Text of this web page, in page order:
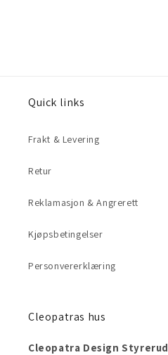
Quick links
Frakt & Levering
Retur
Reklamasjon & Angrerett
Kjøpsbetingelser
Personvererklæring
Cleopatras hus
Cleopatra Design Styrerud